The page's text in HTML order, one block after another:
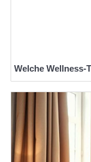
Welche Wellness-